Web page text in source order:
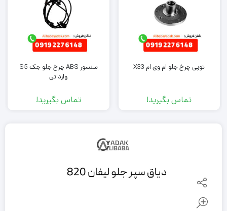
توپی چرخ جلو ام وی ام X33
تماس بگیرید!
سنسور ABS چرخ جلو جک S5
وارداتی
تماس بگیرید!